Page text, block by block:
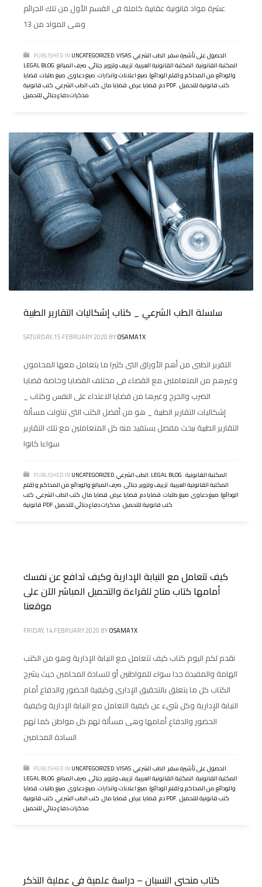
عشرة مواد قانونية عقابية كاملة فى القسم الأول من تلك الجرائم
وهى المواد من 13
PUBLISHED IN UNCATEGORIZED,VISAS, الحصول على تأشيرة سفر,الطب الشرعي
,
LEGAL BLOG, المكتبة القانونية,المكتبة القانونية العربية,تزييف وتزوير,جنائى,صرف المبالغ
والودائع من المحاكم و (قلم الودائع),صيغ اعلانات وانذارات,صيغ دعاوى,صيغ طلبات,قضايا
دم,قضايا عرض,قضايا مال,كتب الطب الشرعي, كتب قانونية PDF, كتب قانونية للتحميل,
مذكرات دفاع جنائي للتحميل
سلسلة الطب الشرعي _ كتاب إشكاليات التقارير الطبية
SATURDAY, 15 FEBRUARY 2020 BYOSAMA1X
التقرير الطبى من أهم الأوراق التى كثيرا ما يتعامل معها المحامون
وغيرهم من المتعاملين مع القضاء فى مختلف القضايا وخاصة قضايا
الضرب والجرح وغيرها من قضايا الاعتداء على النفس وكتاب _
إشكاليات التقارير الطبية _ هو من أفضل الكتب التى تناولت مسألة
التقارير الطبية ببحث مفصل يستفيد منه كل المتعاملين مع تلك التقارير
سواءا كانوا
PUBLISHED IN UNCATEGORIZED,الطب الشرعي,LEGAL BLOG, المكتبة القانونية,
المكتبة القانونية العربية,تزييف وتزوير,جنائى,صرف المبالغ والودائع من المحاكم و (قلم
الودائع),صيغ دعاوى,صيغ طلبات,قضايا دم,قضايا عرض,قضايا مال,كتب الطب الشرعي,كتب
قانونية PDF, كتب قانونية للتحميل,مذكرات دفاع جنائي للتحميل
كيف تتعامل مع النيابة الإدارية وكيف تدافع عن نفسك
أمامها كتاب متاح للقراءة والتحميل المباشر الآن على
موقعنا
FRIDAY, 14 FEBRUARY 2020 BYOSAMA1X
نقدم لكم اليوم كتاب كيف تتعامل مع النيابة الإدارية وهو من الكتب
الهامة والمفيدة جدا سواء للمواطنين أو للسادة المحامين حيث يشرح
الكتاب كل ما يتعلق بالتحقيق الإدارى وكيفية الحضور والدفاع أمام
النيابة الإدارية وكل شيء عن كيفية التعامل مع النيابة الإدارية وكيفية
الحضور والدفاع أمامها وهى مسألة تهم كل مواطن كما تهم
السادة المحامين
PUBLISHED IN UNCATEGORIZED,VISAS, الحصول على تأشيرة سفر,الطب الشرعي
,
LEGAL BLOG, المكتبة القانونية,المكتبة القانونية العربية,تزييف وتزوير,جنائى,صرف المبالغ
والودائع من المحاكم و (قلم الودائع),صيغ اعلانات وانذارات,صيغ دعاوى,صيغ طلبات,قضايا
دم,قضايا عرض,قضايا مال,كتب الطب الشرعي, كتب قانونية PDF, كتب قانونية للتحميل,
مذكرات دفاع جنائي للتحميل
كتاب منحنى النسيان – دراسة علمية في عملية التذكر